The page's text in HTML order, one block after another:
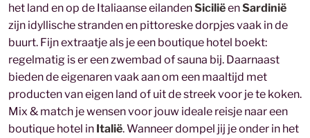
het land en op de Italiaanse eilandenSiciliëenSardinië
zijn idyllische stranden en pittoreske dorpjes vaak in de
buurt. Fijn extraatje als je een boutique hotel boekt:
regelmatig is er een zwembad of sauna bij. Daarnaast
bieden de eigenaren vaak aan om een maaltijd met
producten van eigen land of uit de streek voor je te koken.
Mix & match je wensen voor jouw ideale reisje naar een
boutique hotel in Italië. Wanneer dompel jij je onder in het